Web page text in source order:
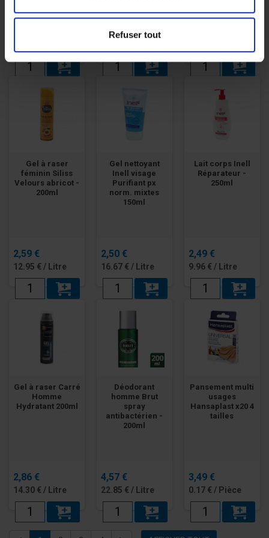
Refuser tout
1,50 €
Gel à raser
féminin Siliss
Velours abricot -
200ml
2,59 €
12.95 € / Litre
Gel nettoyant
Inell visage
Purifiant px
norm. mixtes
150ml
2,50 €
16.67 € / Litre
Lait corps Inell
Réparateur -
250ml
2,49 €
9.96 € / Litre
Gel à raser Carré
Homme
Hydratant 200ml
2,86 €
14.30 € / Litre
Déodorant
homme Brut
spray
antibactérien -
200ml
4,57 €
22.85 € / Litre
Pansement multi
usages
Hansaplast x20 4
tailles
3,49 €
0.17 € / Pièce